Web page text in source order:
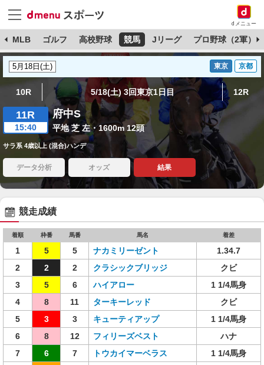
dメニュー
MLB ゴルフ 高校野球 競馬 Jリーグ プロ野球（2軍）
東京 京都
10R 5/18(土) 3回東京1日目 12R
11R
15:40
府中S
平地 芝 左・1600m 12頭
サラ系 4歳以上 (混合)ハンデ
データ分析 オッズ 結果
競走成績
着順 枠番 馬番 馬名 着差
1 5 5 ナカミリーゼント
1.34.7
2
2 2 クラシックブリッジ
クビ
3
5 6 ハイアロー
1 1/4馬身
4
8 11 ターキーレッド
クビ
5
3 3 キューティアップ
1 1/4馬身
6
8 12 フィリーズベスト
ハナ
7
6 7 トウカイマーベラス
1 1/4馬身